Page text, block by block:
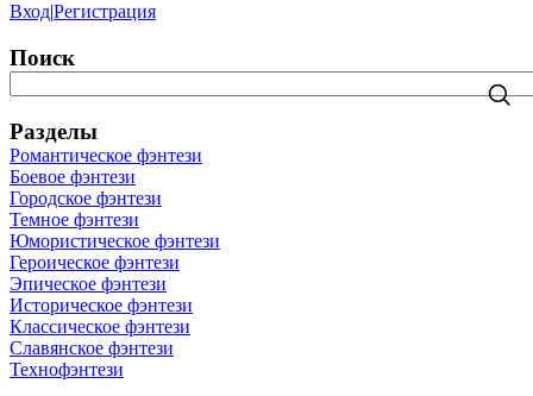
Вход|Регистрация
Поиск
Разделы
Романтическое фэнтези
Боевое фэнтези
Городское фэнтези
Темное фэнтези
Юмористическое фэнтези
Героическое фэнтези
Эпическое фэнтези
Историческое фэнтези
Классическое фэнтези
Славянское фэнтези
Технофэнтези